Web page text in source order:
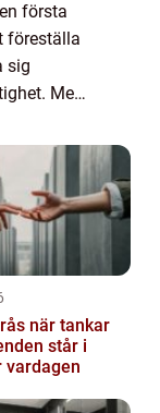
första
föreställa
sig
Men
...
står i
vardagen